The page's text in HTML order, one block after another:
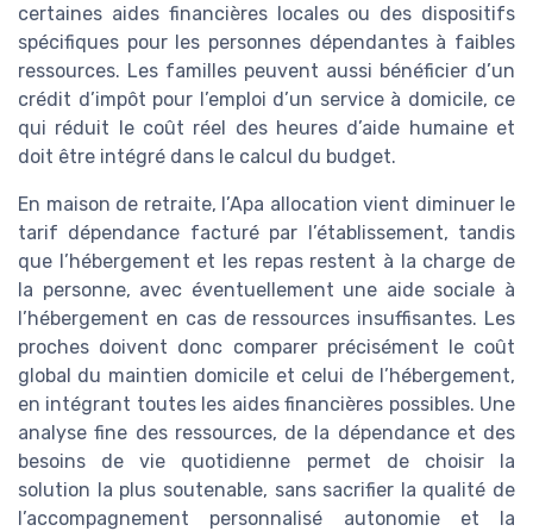
certaines aides financières locales ou des dispositifs
spécifiques pour les personnes dépendantes à faibles
ressources. Les familles peuvent aussi bénéficier d’un
crédit d’impôt pour l’emploi d’un service à domicile, ce
qui réduit le coût réel des heures d’aide humaine et
doit être intégré dans le calcul du budget.
En maison de retraite, l’Apa allocation vient diminuer le
tarif dépendance facturé par l’établissement, tandis
que l’hébergement et les repas restent à la charge de
la personne, avec éventuellement une aide sociale à
l’hébergement en cas de ressources insuffisantes. Les
proches doivent donc comparer précisément le coût
global du maintien domicile et celui de l’hébergement,
en intégrant toutes les aides financières possibles. Une
analyse fine des ressources, de la dépendance et des
besoins de vie quotidienne permet de choisir la
solution la plus soutenable, sans sacrifier la qualité de
l’accompagnement personnalisé autonomie et la